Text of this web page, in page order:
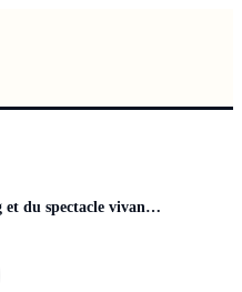
Lexique du booking et du spectacle vivant : 60 termes à connaître